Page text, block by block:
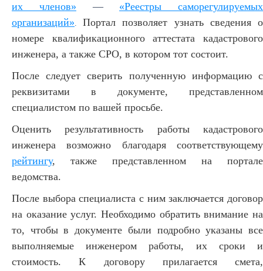
их членов» — «Реестры саморегулируемых
организаций».Портал позволяет узнать сведения о
номере квалификационного аттестата кадастрового
инженера, а также СРО, в котором тот состоит.
После следует сверить полученную информацию с
реквизитами в документе, представленном
специалистом по вашей просьбе.
Оценить результативность работы кадастрового
инженера возможно благодаря соответствующему
рейтингу, также представленном на портале
ведомства.
После выбора специалиста с ним заключается договор
на оказание услуг. Необходимо обратить внимание на
то, чтобы в документе были подробно указаны все
выполняемые инженером работы, их сроки и
стоимость. К договору прилагается смета,